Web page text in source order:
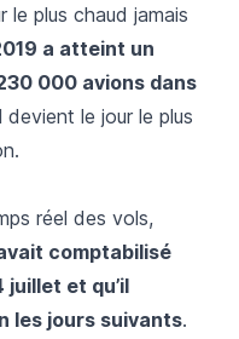
le plus chaud jamais
a atteint un
000 avions dans
le jour le plus
réel des vols,
comptabilisé
et qu’il
les jours suivants.